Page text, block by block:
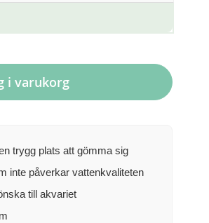
i varukorg
trygg plats att gömma sig
inte påverkar vattenkvaliteten
till akvariet